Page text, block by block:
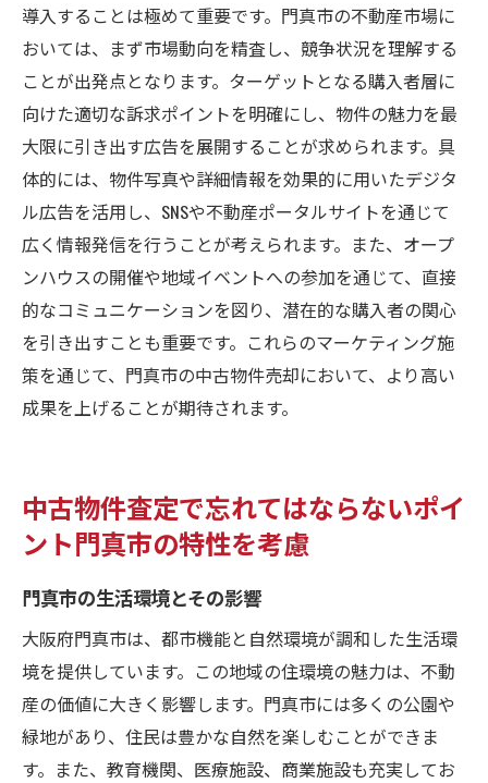
導入することは極めて重要です。門真市の不動産市場に
おいては、まず市場動向を精査し、競争状況を理解する
ことが出発点となります。ターゲットとなる購入者層に
向けた適切な訴求ポイントを明確にし、物件の魅力を最
大限に引き出す広告を展開することが求められます。具
体的には、物件写真や詳細情報を効果的に用いたデジタ
ル広告を活用し、SNSや不動産ポータルサイトを通じて
広く情報発信を行うことが考えられます。また、オープ
ンハウスの開催や地域イベントへの参加を通じて、直接
的なコミュニケーションを図り、潜在的な購入者の関心
を引き出すことも重要です。これらのマーケティング施
策を通じて、門真市の中古物件売却において、より高い
成果を上げることが期待されます。
中古物件査定で忘れてはならないポイ
ント門真市の特性を考慮
門真市の生活環境とその影響
大阪府門真市は、都市機能と自然環境が調和した生活環
境を提供しています。この地域の住環境の魅力は、不動
産の価値に大きく影響します。門真市には多くの公園や
緑地があり、住民は豊かな自然を楽しむことができま
す。また、教育機関、医療施設、商業施設も充実してお